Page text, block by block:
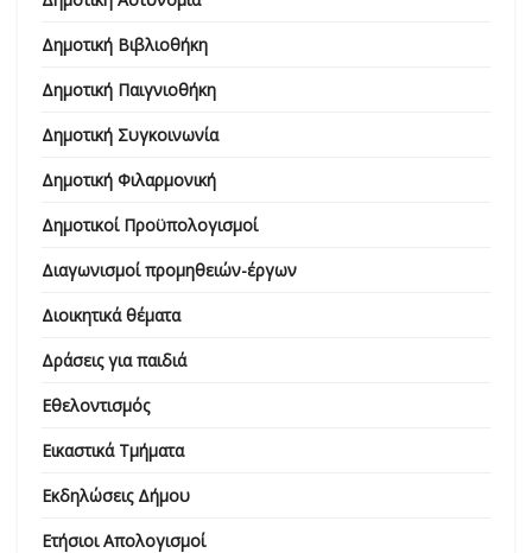
Δημοτική Βιβλιοθήκη
Δημοτική Παιγνιοθήκη
Δημοτική Συγκοινωνία
Δημοτική Φιλαρμονική
Δημοτικοί Προϋπολογισμοί
Διαγωνισμοί προμηθειών-έργων
Διοικητικά θέματα
Δράσεις για παιδιά
Εθελοντισμός
Εικαστικά Τμήματα
Εκδηλώσεις Δήμου
Ετήσιοι Απολογισμοί